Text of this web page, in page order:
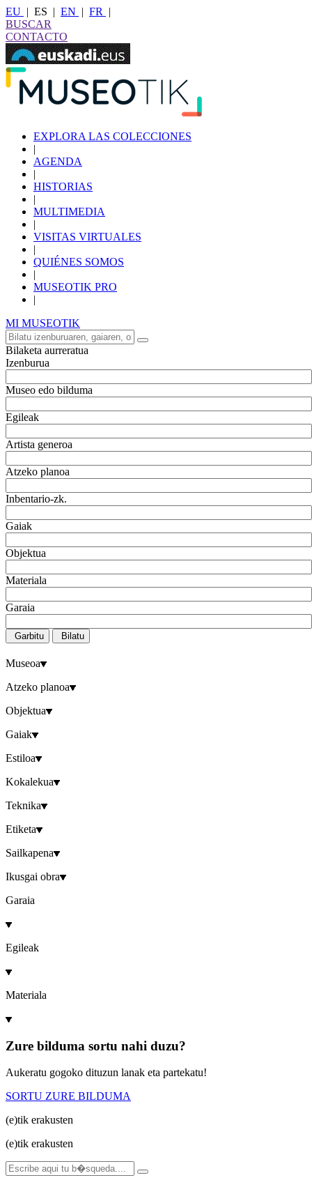
EU | ES | EN | FR
|
BUSCAR
CONTACTO
EXPLORA LAS COLECCIONES
|
AGENDA
|
HISTORIAS
|
MULTIMEDIA
|
VISITAS VIRTUALES
|
QUIÉNES SOMOS
|
MUSEOTIK PRO
|
MI MUSEOTIK
Bilaketa aurreratua
Izenburua
Museo edo bilduma
Egileak
Artista generoa
Atzeko planoa
Inbentario-zk.
Gaiak
Objektua
Materiala
Garaia
Garbitu Bilatu
Museoa
Atzeko planoa
Objektua
Gaiak
Estiloa
Kokalekua
Teknika
Etiketa
Sailkapena
Ikusgai obra
Garaia
Egileak
Materiala
Zure bilduma sortu nahi duzu?
Aukeratu gogoko dituzun lanak eta partekatu!
SORTU ZURE BILDUMA
(e)tik erakusten
(e)tik erakusten